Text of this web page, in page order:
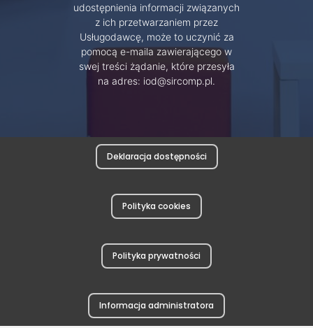
udostępnienia informacji związanych
z ich przetwarzaniem przez
Usługodawcę, może to uczynić za
pomocą e-maila zawierającego w
swej treści żądanie, które przesyła
na adres: iod@sircomp.pl.
Deklaracja dostępności
Polityka cookies
Polityka prywatności
Informacja administratora